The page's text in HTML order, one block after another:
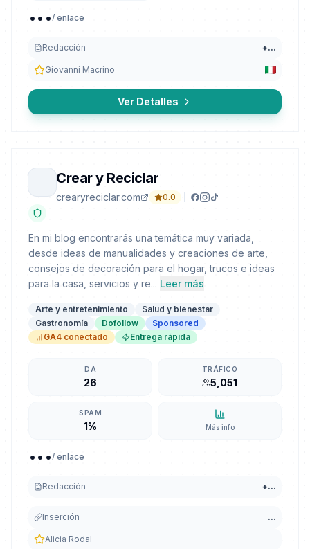
.../ enlace
Redacción +...
Giovanni Macrino
Ver Detalles
Crear y Reciclar
crearyreciclar.com 0.0
En mi blog encontrarás una temática muy variada,
desde ideas de manualidades y creaciones de arte,
consejos de decoración para el hogar, trucos e ideas
para la casa, servicios y re... Leer más
Arte y entretenimiento
Salud y bienestar
Gastronomía
Dofollow
Sponsored
GA4 conectado
Entrega rápida
DA
26
TRÁFICO
5,051
SPAM
1% Más info
.../ enlace
Redacción +...
Inserción ...
Alicia Rodal